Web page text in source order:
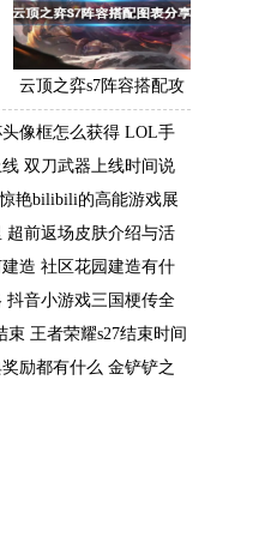
云顶之弈s7阵容搭配攻
略 s7最强阵容搭配组成
大全最新
像框怎么获得 LOL手
取活动
双刀武器上线时间说
艳bilibili的高能游戏展
超前返场皮肤介绍与活
造 社区花园建造有什
抖音小游戏三国梗传全
束 王者荣耀s27结束时间
励都有什么 金铲铲之